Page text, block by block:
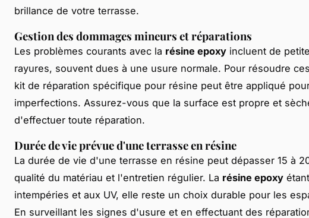
brillance de votre terrasse.
Gestion des dommages mineurs et réparations
Les problèmes courants avec la résine epoxy incluent de
rayures, souvent dues à une usure normale. Pour résoudre
kit de réparation spécifique pour résine peut être appliqué
imperfections. Assurez-vous que la surface est propre et
d'effectuer toute réparation.
Durée de vie prévue d'une terrasse en résine
La durée de vie d'une terrasse en résine peut dépasser 15 à
qualité du matériau et l'entretien régulier. La résine epoxy
intempéries et aux UV, elle reste un choix durable pour les
En surveillant les signes d'usure et en effectuant des